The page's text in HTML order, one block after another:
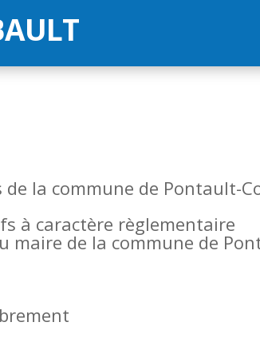
la commune de Pontault-
à caractère règlementaire
maire de la commune de